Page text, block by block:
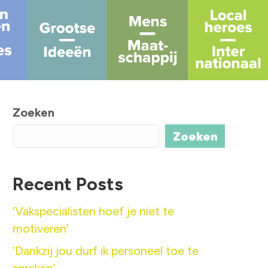
Zoeken
Zoeken
Recent Posts
‘Vakspecialisten hoef je niet te
motiveren’
‘Dankzij jou durf ik personeel toe te